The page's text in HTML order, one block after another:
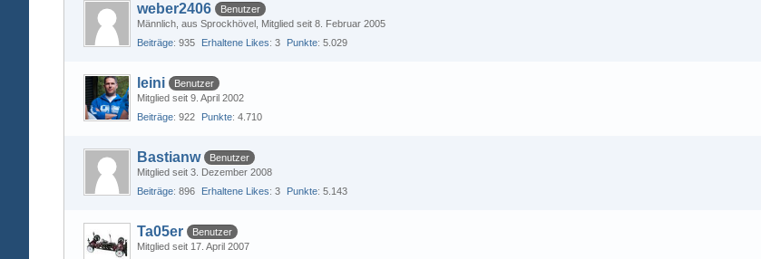
weber2406
Benutzer
Männlich aus Sprockhövel Mitglied seit 8. Februar 2005
Beiträge 935 Erhaltene Likes 3 Punkte 5.029
leini
Benutzer
Mitglied seit 9. April 2002
Beiträge 922 Punkte 4.710
Bastianw
Benutzer
Mitglied seit 3. Dezember 2008
Beiträge 896 Erhaltene Likes 3 Punkte 5.143
Ta05er
Benutzer
Mitglied seit 17. April 2007